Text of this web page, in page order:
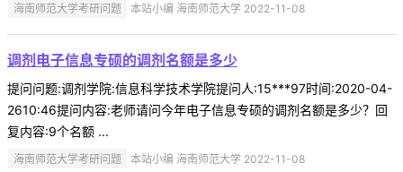
海南师范大学考研问题 本站小编 海南师范大学 2022-11-08
调剂电子信息专硕的调剂名额是多少
提问问题:调剂学院:信息科学技术学院提问人:15***97时间:2020-04-
2610:46提问内容:老师请问今年电子信息专硕的调剂名额是多少？回
复内容:9个名额 ...
海南师范大学考研问题 本站小编 海南师范大学 2022-11-08